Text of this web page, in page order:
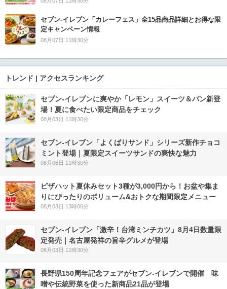
セブン‐イレブン「カレーフェス」全15品商品詳細とお得な限
定キャンペーン情報
08月07日 11時30分
トレンド | アクセスランキング
セブン‐イレブンに爽やか「レモン」スイーツ＆パン新登
場！夏に食べたい限定商品をチェック
08月03日 11時30分
セブン‐イレブン「よくばりサンド」シリーズ新作チョコ
ミント登場｜夏限定スイーツサンドの爽快な魅力
08月06日 11時30分
ピザハット夏休みセット3種が3,000円から！お盆や集ま
りにぴったりのボリューム&おトクな期間限定メニュー
08月03日 13時00分
セブン-イレブン「激辛！台湾ミンチカツ」8月4日数量限
定発売｜名古屋発祥の旨辛グルメが登場
08月03日 11時30分
長野県150周年記念フェアがセブン-イレブンで開催 味
噌や伝統野菜を使った新商品21品が登場